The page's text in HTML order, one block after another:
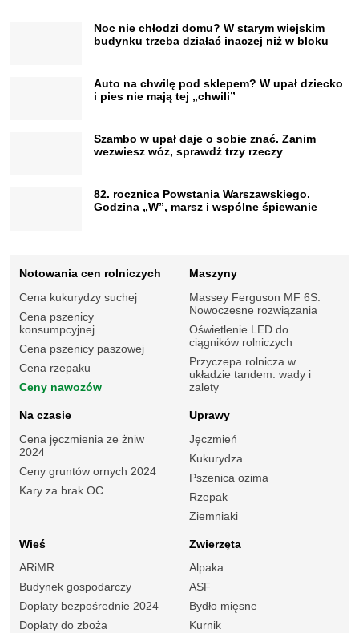
Noc nie chłodzi domu? W starym wiejskim
budynku trzeba działać inaczej niż w bloku
Auto na chwilę pod sklepem? W upał dziecko
i pies nie mają tej „chwili”
Szambo w upał daje o sobie znać. Zanim
wezwiesz wóz, sprawdź trzy rzeczy
82. rocznica Powstania Warszawskiego.
Godzina „W”, marsz i wspólne śpiewanie
Notowania cen rolniczych
Cena kukurydzy suchej
Cena pszenicy
konsumpcyjnej
Cena pszenicy paszowej
Cena rzepaku
Ceny nawozów
Maszyny
Massey Ferguson MF 6S.
Nowoczesne rozwiązania
Oświetlenie LED do
ciągników rolniczych
Przyczepa rolnicza w
układzie tandem: wady i
zalety
Na czasie
Cena jęczmienia ze żniw
2024
Ceny gruntów ornych 2024
Kary za brak OC
Uprawy
Jęczmień
Kukurydza
Pszenica ozima
Rzepak
Ziemniaki
Wieś
ARiMR
Budynek gospodarczy
Dopłaty bezpośrednie 2024
Dopłaty do zboża
Zwierzęta
Alpaka
ASF
Bydło mięsne
Kurnik